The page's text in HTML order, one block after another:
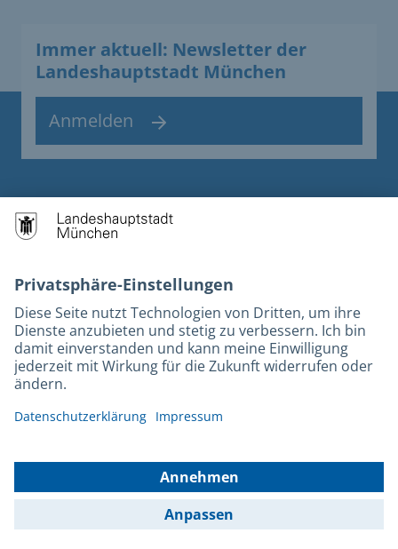
Immer aktuell: Newsletter der
Landeshauptstadt München
Anmelden
Kontakt
Datenschutz
Barrierefreiheit
Impressum
© 2025 Landeshauptstadt München